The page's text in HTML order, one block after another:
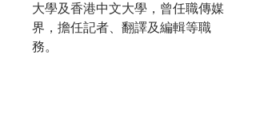
大學及香港中文大學，曾任職傳媒
界，擔任記者、翻譯及編輯等職
務。